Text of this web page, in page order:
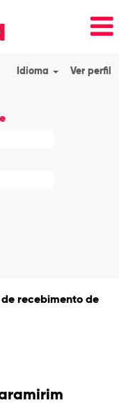
Idioma Ver perfil
recebimento de